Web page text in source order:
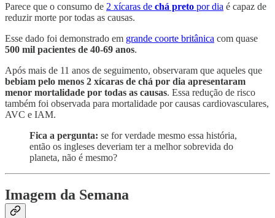
Parece que o consumo de 2 xícaras de chá preto por dia é capaz de
reduzir morte por todas as causas.
Esse dado foi demonstrado em grande coorte britânica com quase
500 mil pacientes de 40-69 anos.
Após mais de 11 anos de seguimento, observaram que aqueles que
bebiam pelo menos 2 xícaras de chá por dia apresentaram
menor mortalidade por todas as causas. Essa redução de risco
também foi observada para mortalidade por causas cardiovasculares,
AVC e IAM.
Fica a pergunta: se for verdade mesmo essa história,
então os ingleses deveriam ter a melhor sobrevida do
planeta, não é mesmo?
Imagem da Semana